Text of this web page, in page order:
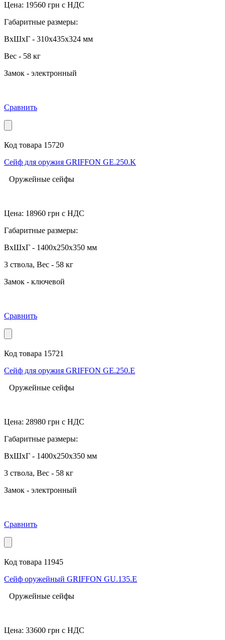
Цена: 19560 грн с НДС
Габаритные размеры:
ВхШхГ - 310x435x324 мм
Вес - 58 кг
Замок - электронный
Сравнить
Код товара 15720
Сейф для оружия GRIFFON GE.250.K
Оружейные сейфы
Цена: 18960 грн с НДС
Габаритные размеры:
ВхШхГ - 1400x250x350 мм
3 ствола, Вес - 58 кг
Замок - ключевой
Сравнить
Код товара 15721
Сейф для оружия GRIFFON GE.250.E
Оружейные сейфы
Цена: 28980 грн с НДС
Габаритные размеры:
ВхШхГ - 1400x250x350 мм
3 ствола, Вес - 58 кг
Замок - электронный
Сравнить
Код товара 11945
Сейф оружейный GRIFFON GU.135.E
Оружейные сейфы
Цена: 33600 грн с НДС